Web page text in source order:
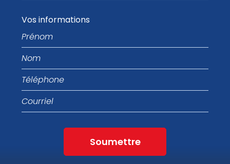
Vos informations
Prénom
Nom
Téléphone
Courriel
Soumettre